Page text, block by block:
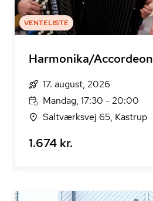
VENTELISTE
Harmonika/Accordeon
17. august, 2026
Mandag, 17:30 - 20:00
Saltværksvej 65, Kastrup
1.674 kr.